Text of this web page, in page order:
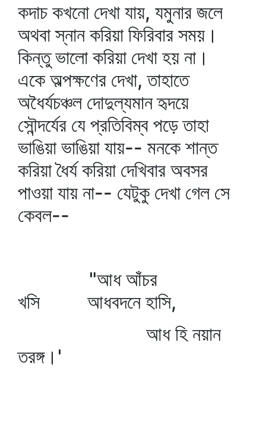
কদাচ কখনো দেখা যায়, যমুনার জলে
অথবা স্নান করিয়া ফিরিবার সময়।
কিন্তু ভালো করিয়া দেখা হয় না।
একে অল্পক্ষণের দেখা, তাহাতে
অধৈর্যচঞ্চল দোদুল্যমান হৃদয়ে
সৌন্দর্যের যে প্রতিবিম্ব পড়ে তাহা
ভাঙিয়া ভাঙিয়া যায়-- মনকে শান্ত
করিয়া ধৈর্য করিয়া দেখিবার অবসর
পাওয়া যায় না-- যেটুকু দেখা গেল সে
কেবল--
"আধ আঁচর
খসি আধবদনে হাসি,
আধ হি নয়ান
তরঙ্গ।'